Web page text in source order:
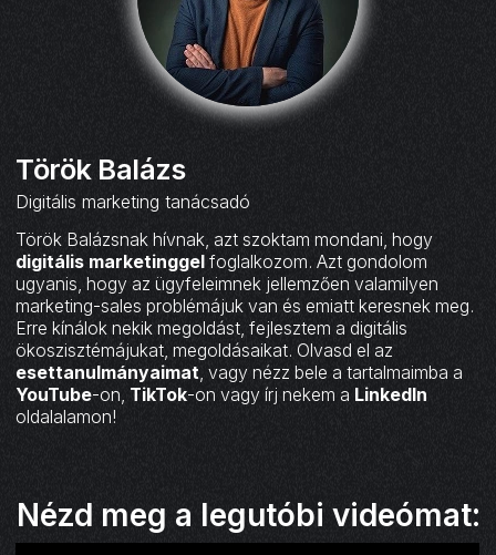
Török Balázs
Digitális marketing tanácsadó
Török Balázsnak hívnak, azt szoktam mondani, hogy
digitális marketinggel foglalkozom. Azt gondolom
ugyanis, hogy az ügyfeleimnek jellemzően valamilyen
marketing-sales problémájuk van és emiatt keresnek meg.
Erre kínálok nekik megoldást, fejlesztem a digitális
ökoszisztémájukat, megoldásaikat. Olvasd el az
esettanulmányaimat, vagy nézz bele a tartalmaimba a
YouTube-on, TikTok-on vagy írj nekem a LinkedIn
oldalalamon!
Nézd meg a legutóbi videómat: